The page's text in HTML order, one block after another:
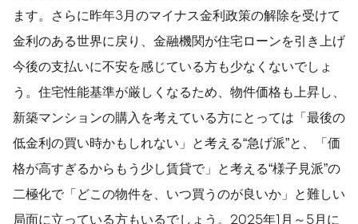
ます。さらに昨年3月のマイナス金利政策の解除を受けて
金利のある世界に戻り、金融機関が住宅ローンを引き上げ
今後の支払いに不安を感じている方も少なくないでしょ
う。住宅性能基準が厳しくなるため、物件価格も上昇し、
新築マンションの購入を考えている方にとっては「最後の
低金利の買い時かもしれない」と考える“急げ派”と、「価
格が高すぎるからもう少し賃貸で」と考える“様子見派”の
二極化で「どこの物件を、いつ買うのが良いか」と難しい
局面に立っている方もいるでしょう。2025年1月～5月に